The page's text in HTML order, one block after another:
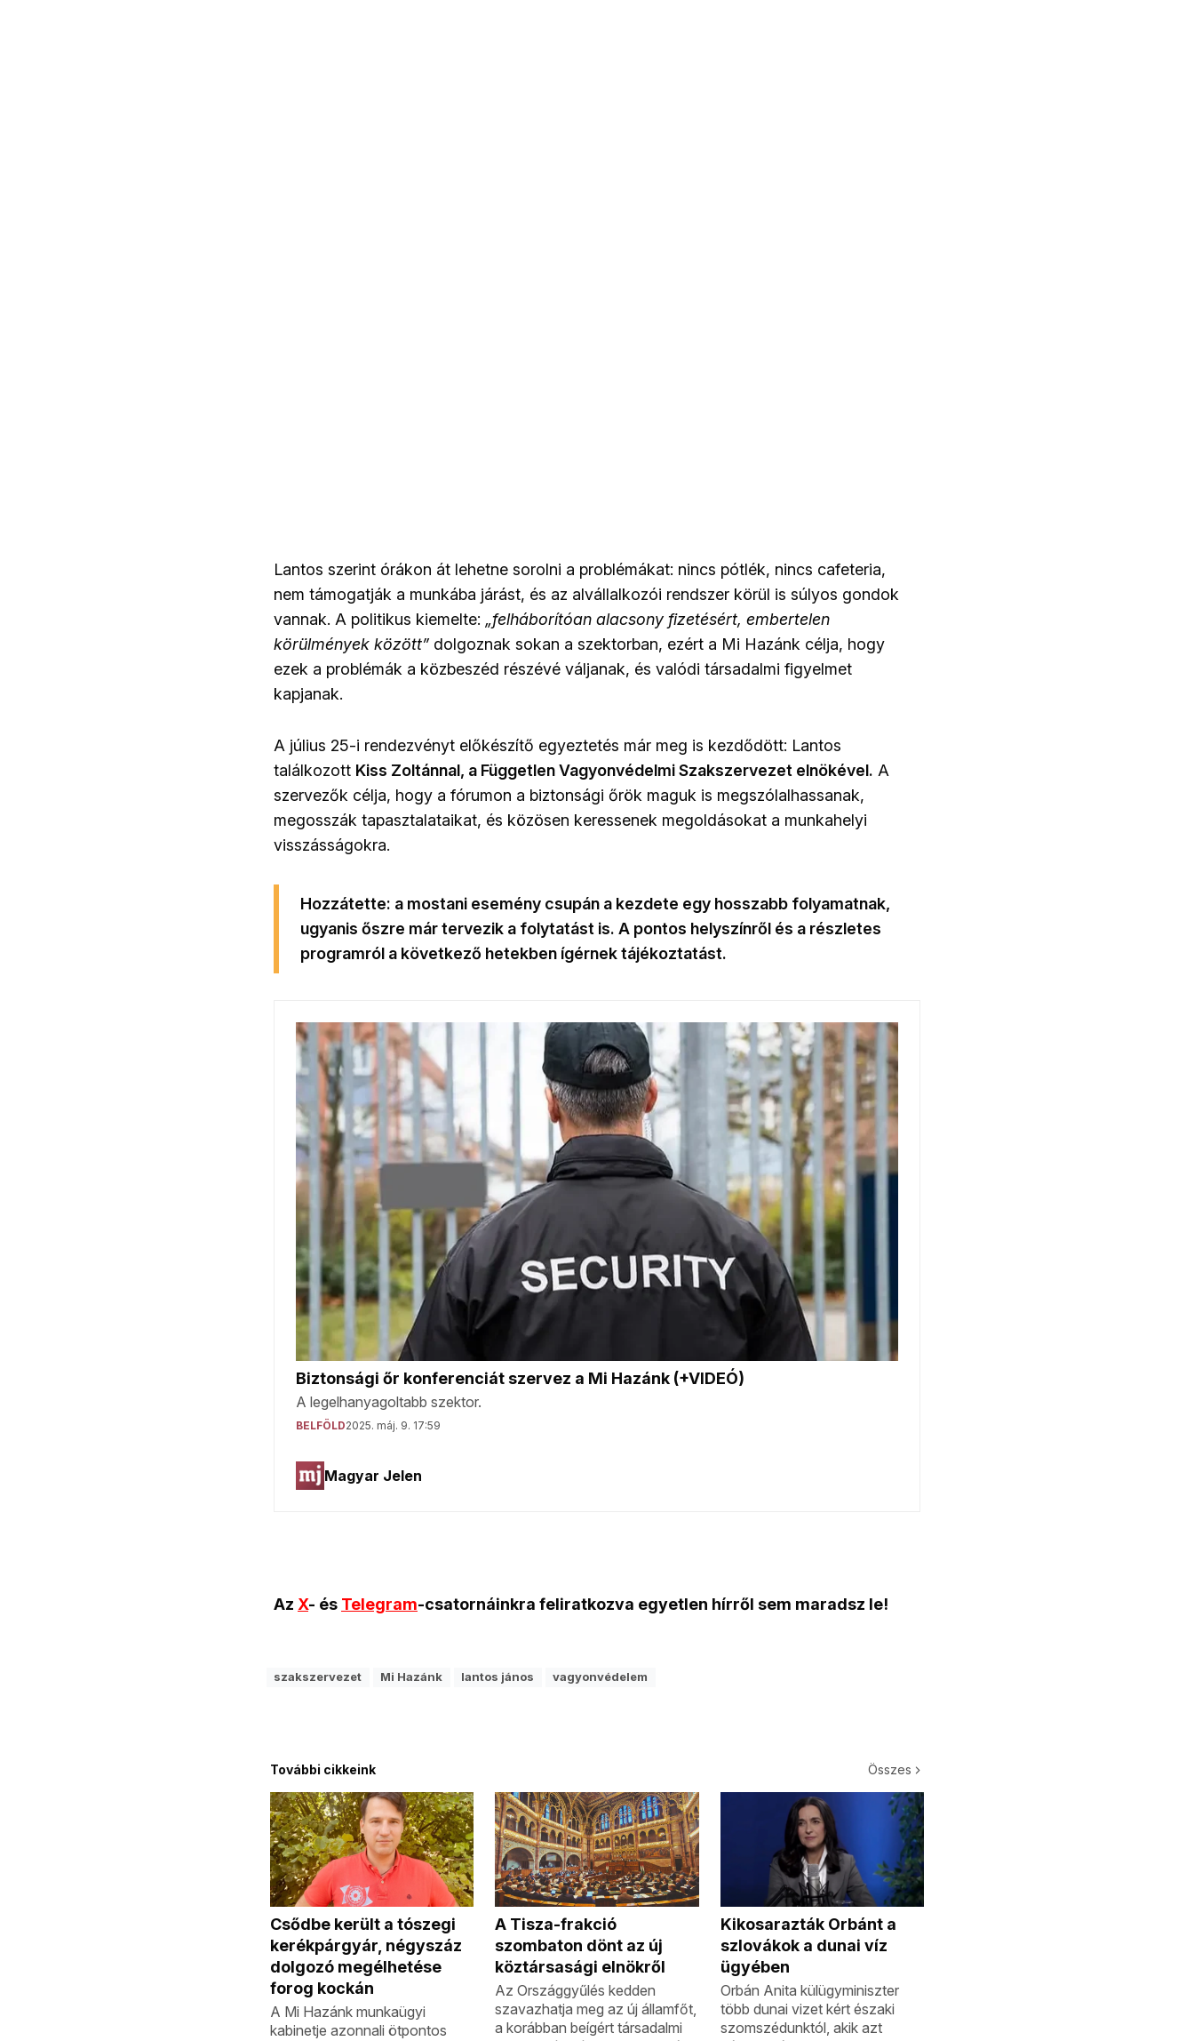
Lantos szerint órákon át lehetne sorolni a problémákat: nincs pótlék, nincs cafeteria,
nem támogatják a munkába járást, és az alvállalkozói rendszer körül is súlyos gondok
vannak. A politikus kiemelte: „felháborítóan alacsony fizetésért, embertelen
körülmények között” dolgoznak sokan a szektorban, ezért a Mi Hazánk célja, hogy
ezek a problémák a közbeszéd részévé váljanak, és valódi társadalmi figyelmet
kapjanak.
A július 25-i rendezvényt előkészítő egyeztetés már meg is kezdődött: Lantos
találkozott Kiss Zoltánnal, a Független Vagyonvédelmi Szakszervezet elnökével. A
szervezők célja, hogy a fórumon a biztonsági őrök maguk is megszólalhassanak,
megosszák tapasztalataikat, és közösen keressenek megoldásokat a munkahelyi
visszásságokra.
Hozzátette: a mostani esemény csupán a kezdete egy hosszabb folyamatnak,
ugyanis őszre már tervezik a folytatást is. A pontos helyszínről és a részletes
programról a következő hetekben ígérnek tájékoztatást.
Az X- és Telegram-csatornáinkra feliratkozva egyetlen hírről sem maradsz le!
szakszervezet Mi Hazánk lantos jános vagyonvédelem
További cikkeink Összes
Csődbe került a tószegi
kerékpárgyár, négyszáz
dolgozó megélhetése
forog kockán
A Mi Hazánk munkaügyi
kabinetje azonnali ötpontos
A Tisza-frakció
szombaton dönt az új
köztársasági elnökről
Az Országgyűlés kedden
szavazhatja meg az új államfőt,
a korábban beígért társadalmi
Kikosarazták Orbánt a
szlovákok a dunai víz
ügyében
Orbán Anita külügyminiszter
több dunai vizet kért északi
szomszédunktól, akik azt